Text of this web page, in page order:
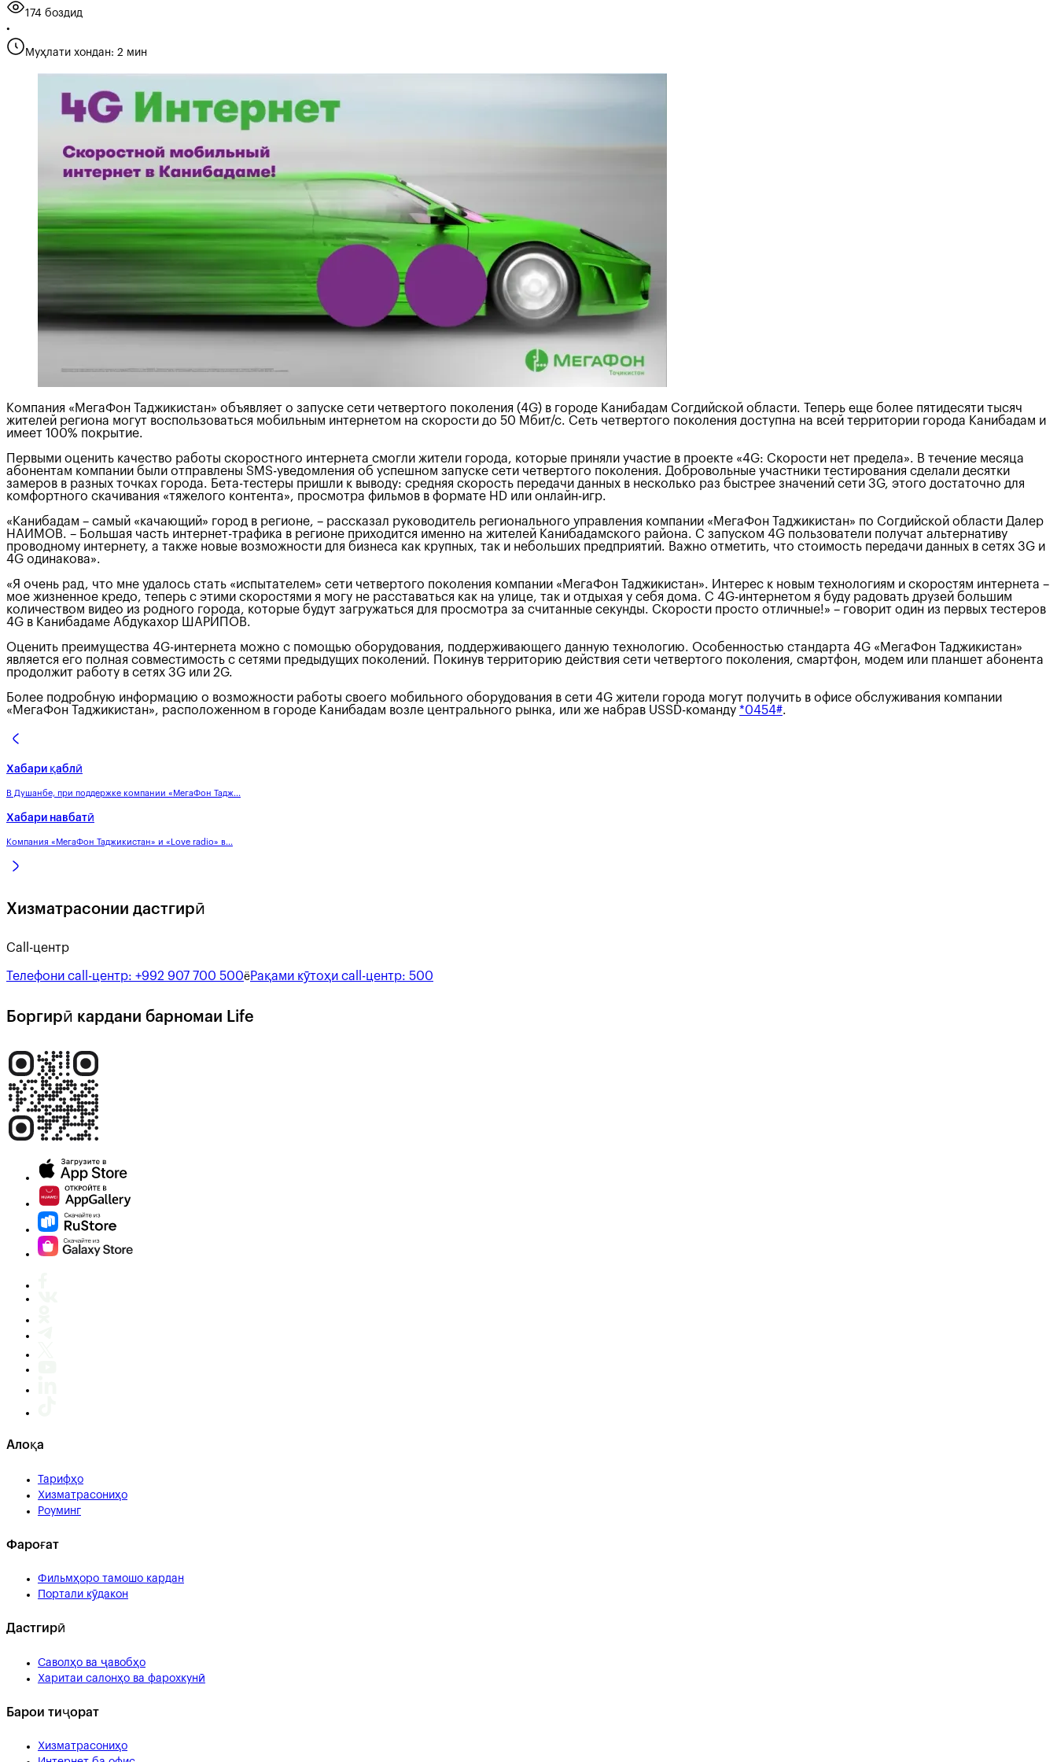
174 боздид
•
Муҳлати хондан: 2 мин
Компания «МегаФoн Таджикистан» объявляет о запуске сети четвертого поколения (4G) в городе Канибадам Согдийской области. Теперь еще более пятидесяти тысяч
жителей региона могут воспользоваться мобильным интернетом на скорости до 50 Мбит/с. Сеть четвертого поколения доступна на всей территории города Канибадам и
имеет 100% покрытие.
Первыми оценить качество работы скоростного интернета смогли жители города, которые приняли участие в проекте «4G: Скорости нет предела». В течение месяца
абонентам компании были отправлены SMS-уведомления об успешном запуске сети четвертого поколения. Добровольные участники тестирования сделали десятки
замеров в разных точках города. Бета-тестеры пришли к выводу: средняя скорость передачи данных в несколько раз быстрее значений сети 3G, этого достаточно для
комфортного скачивания «тяжелого контента», просмотра фильмов в формате HD или онлайн-игр.
«Канибадам – самый «качающий» город в регионе, – рассказал руководитель регионального управления компании «МегаФон Таджикистан» по Согдийской области Далер
НАИМОВ. – Большая часть интернет-трафика в регионе приходится именно на жителей Канибадамского района. С запуском 4G пользователи получат альтернативу
проводному интернету, а также новые возможности для бизнеса как крупных, так и небольших предприятий. Важно отметить, что стоимость передачи данных в сетях 3G и
4G одинакова».
«Я очень рад, что мне удалось стать «испытателем» сети четвертого поколения компании «МегаФон Таджикистан». Интерес к новым технологиям и скоростям интернета –
мое жизненное кредо, теперь с этими скоростями я могу не расставаться как на улице, так и отдыхая у себя дома. С 4G-интернетом я буду радовать друзей большим
количеством видео из родного города, которые будут загружаться для просмотра за считанные секунды. Скорости просто отличные!» – говорит один из первых тестеров
4G в Канибадаме Абдукахор ШАРИПОВ.
Оценить преимущества 4G-интернета можно с помощью оборудования, поддерживающего данную технологию. Особенностью стандарта 4G «МегаФон Таджикистан»
является его полная совместимость с сетями предыдущих поколений. Покинув территорию действия сети четвертого поколения, смартфон, модем или планшет абонента
продолжит работу в сетях 3G или 2G.
Более подробную информацию о возможности работы своего мобильного оборудования в сети 4G жители города могут получить в офисе обслуживания компании
«МегаФон Таджикистан», расположенном в городе Канибадам возле центрального рынка, или же набрав USSD-команду *0454#.
Хабари қаблӣ
В Душанбе, при поддержке компании «МегаФон Тадж...
Хабари навбатӣ
Компания «МегаФон Таджикистан» и «Love radio» в...
Хизматрасонии дастгирӣ
Call-центр
Телефони call-центр: +992 907 700 500ёРақами кӯтоҳи call-центр: 500
Боргирӣ кардани барномаи Life
Алоқа
Тарифҳо
Хизматрасониҳо
Роуминг
Фароғат
Фильмҳоро тамошо кардан
Портали кӯдакон
Дастгирӣ
Саволҳо ва ҷавобҳо
Харитаи салонҳо ва фарохкунӣ
Барои тиҷорат
Хизматрасониҳо